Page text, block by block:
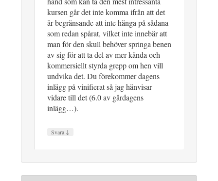
kursen går det inte komma ifrån att det
är begränsande att inte hänga på sådana
som redan spårat, vilket inte innebär att
man för den skull behöver springa benen
av sig för att ta del av mer kända och
kommersiellt styrda grepp om hen vill
undvika det. Du förekommer dagens
inlägg på vinifierat så jag hänvisar
vidare till det (6.0 av gårdagens
inlägg…).
Svara ↓